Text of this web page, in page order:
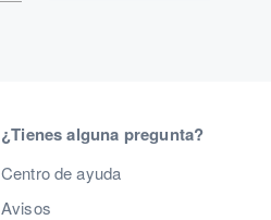
¿Tienes alguna pregunta?
Centro de ayuda
Avisos